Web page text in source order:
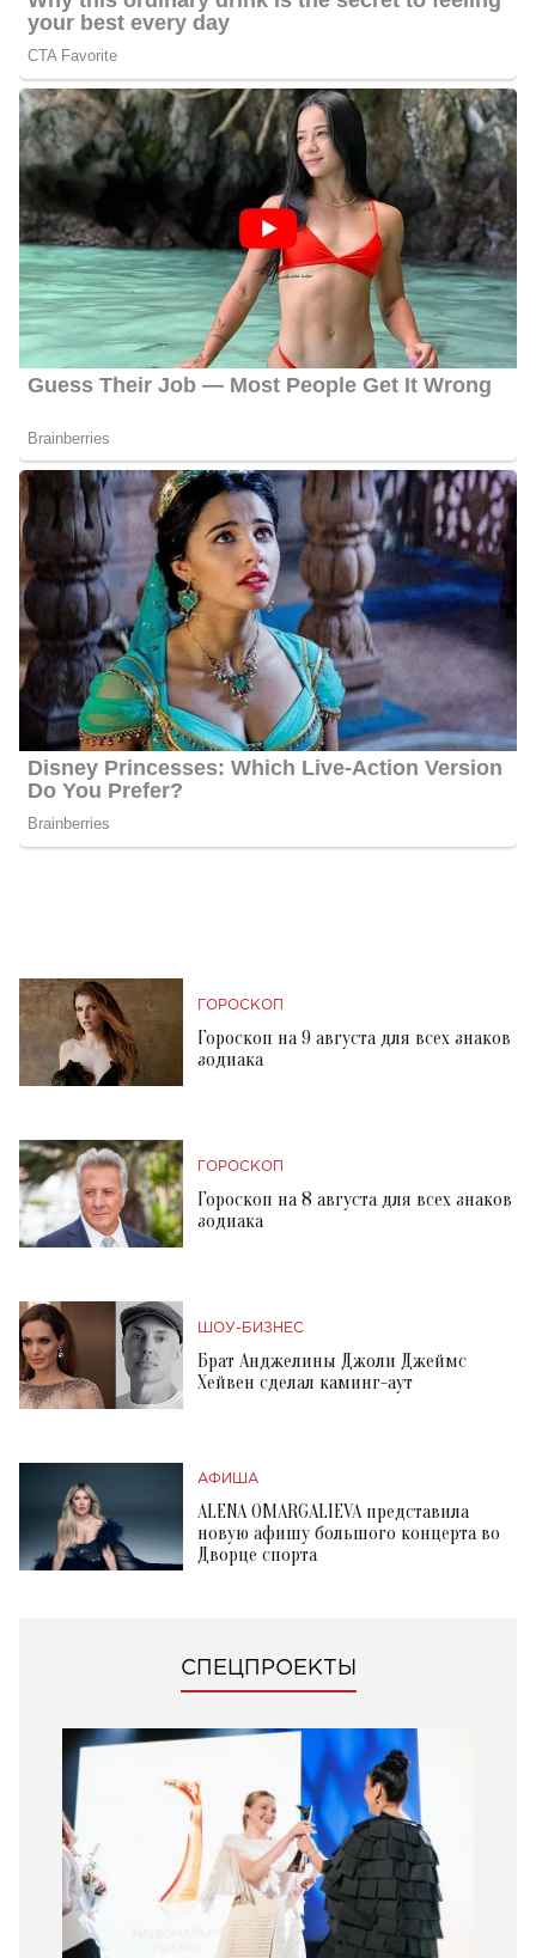
ГОРОСКОП
Гороскоп на 9 августа для всех знаков
зодиака
ГОРОСКОП
Гороскоп на 8 августа для всех знаков
зодиака
ШОУ-БИЗНЕС
Брат Анджелины Джоли Джеймс
Хейвен сделал каминг-аут
АФИША
ALENA OMARGALIEVA представила
новую афишу большого концерта во
Дворце спорта
СПЕЦПРОЕКТЫ